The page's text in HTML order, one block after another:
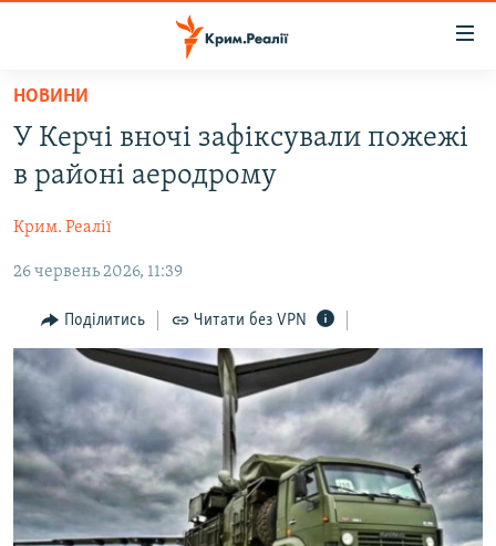
Перейти
основного
матеріалу
Перейти
до
навігації
Перейти
пошуку
ВОДА.КРИМ
ВІДЕО ТА ФОТО
ПОЛІТИКА
БЛОГИ
ПОГЛЯД
ІНТЕРВ'Ю
ВСЕ ЗА ДЕНЬ
СПЕЦПРОЕКТИ
ДЕПОРТАЦІЯ
ВІДЕОУРОКИ «ELIFBE»
ЯК ОБІЙТИ БЛОКУВАННЯ
Русский
НОВИНИ
У Керчі вночі зафіксували пожежі
в районі аеродрому
Крим. Реалії
26 червень 2026, 11:39
Поділитись Читати без VPN